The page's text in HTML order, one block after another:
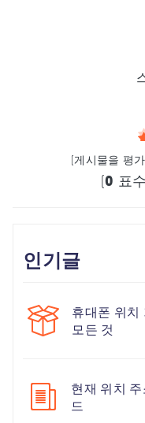
(게시물을 평
(0 표
인기글
휴대폰 위치
모든 것
현재 위치
드